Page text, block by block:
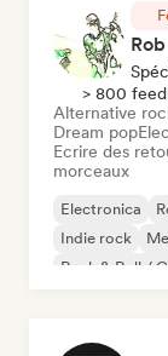
> 800
Alternative
Dream pop
Ecrire des
morceaux
Electronica
Indie rock
Rock & Roll /